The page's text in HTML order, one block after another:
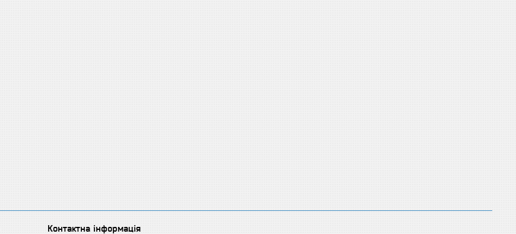
Контактна інформація